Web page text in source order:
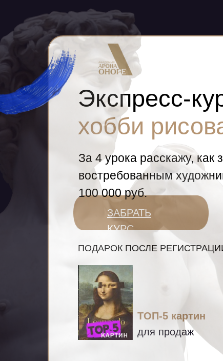
Экспресс-
хобби
ЗАБРАТЬ
КУРС
ПОДАРОК ПОСЛЕ
За 4 урока расскажу, как
востребованным
100 000 руб.
ТОП-5 картин
для продаж